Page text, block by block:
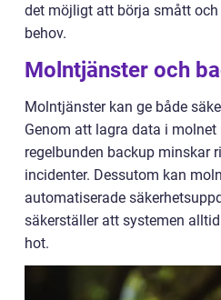
det möjligt att börja smått
behov.
Molntjänster och
Molntjänster kan ge både
Genom att lagra data i
regelbunden backup minskar
incidenter. Dessutom kan
automatiserade
säkerställer att systemen
hot.